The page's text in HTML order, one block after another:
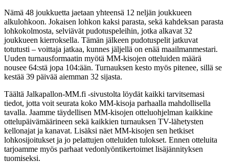
Nämä 48 joukkuetta jaetaan yhteensä 12 neljän joukkueen
alkulohkoon. Jokaisen lohkon kaksi parasta, sekä kahdeksan parasta
lohkokolmosta, selviävät pudotuspeleihin, jotka alkavat 32
joukkueen kierroksella. Tämän jälkeen pudotuspelit jatkuvat
totutusti – voittaja jatkaa, kunnes jäljellä on enää maailmanmestari.
Uuden turnausformaatin myötä MM-kisojen otteluiden määrä
nousee 64:stä jopa 104:ään. Turnauksen kesto myös pitenee, sillä se
kestää 39 päivää aiemman 32 sijasta.
Täältä Jalkapallon-MM.fi -sivustolta löydät kaikki tarvitsemasi
tiedot, jotta voit seurata koko MM-kisoja parhaalla mahdollisella
tavalla. Jaamme täydellisen MM-kisojen otteluohjelman kaikkine
ottelupäivämäärineen sekä kaikkien turnauksen TV-lähetysten
kellonajat ja kanavat. Lisäksi näet MM-kisojen sen hetkiset
lohkosijoitukset ja jo pelattujen otteluiden tulokset. Ennen otteluita
tarjoamme myös parhaat vedonlyöntikertoimet lisäjännityksen
tuomiseksi.